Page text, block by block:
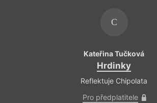
C
Kateřina Tučková
Hrdinky
Reflektuje Chipolata
Pro předplatitele